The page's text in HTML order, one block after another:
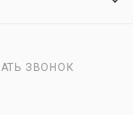
ЗВОНОК